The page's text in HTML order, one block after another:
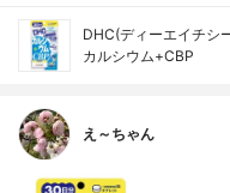
DHC(ディーエイチシ
カルシウム+CBP
え～ちゃん